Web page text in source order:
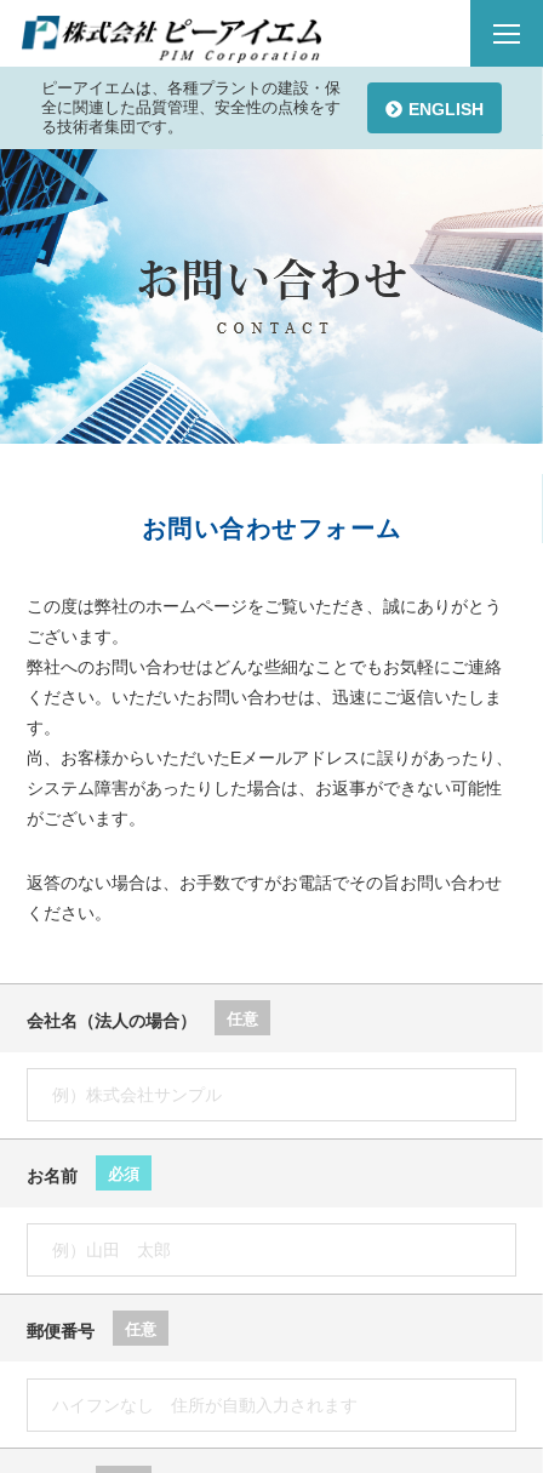
ピーアイエムは、各種プラントの建設・保
全に関連した品質管理、安全性の点検をす
る技術者集団です。
ENGLISH
お問い合わせフォーム
この度は弊社のホームページをご覧いただき、誠にありがとう
ございます。
弊社へのお問い合わせはどんな些細なことでもお気軽にご連絡
ください。いただいたお問い合わせは、迅速にご返信いたしま
す。
尚、お客様からいただいたEメールアドレスに誤りがあったり、
システム障害があったりした場合は、お返事ができない可能性
がございます。
返答のない場合は、お手数ですがお電話でその旨お問い合わせ
ください。
会社名（法人の場合） 任意
お名前 必須
郵便番号 任意